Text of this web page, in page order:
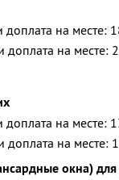
доплата на месте:
доплата на месте:
доплата на месте:
доплата на месте:
окна)